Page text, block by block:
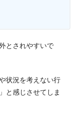
とされやすいで
状況を考えない行
と感じさせてしま